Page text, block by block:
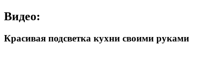
Видео:
Красивая подсветка кухни своими руками